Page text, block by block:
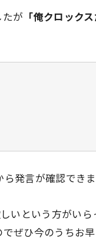
が 「俺クロック
発言が確認できま
いという方がいら
ぜひ今のうちお早